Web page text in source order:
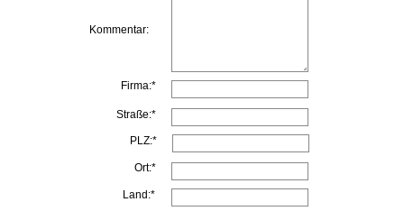
Kommentar:
Firma:*
Straße:*
PLZ:*
Ort:*
Land:*